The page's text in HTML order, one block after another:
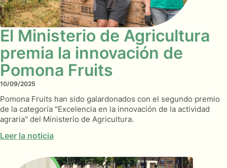
El Ministerio de Agricultura
premia la innovación de
Pomona Fruits
10/09/2025
Pomona Fruits han sido galardonados con el segundo premio
de la categoría "Excelencia en la innovación de la actividad
agraria" del Ministerio de Agricultura.
Leer la noticia